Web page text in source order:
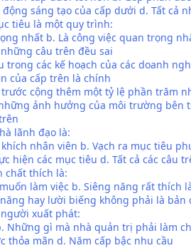
sáng tạo của cấp dưới d. Tất cả
tiêu là một quy trình:
nhất b. Là công việc quan trọng
những câu trên đều sai
trong các kế hoạch của các doanh
của cấp trên là chính
trước cộng thêm một tỷ lệ phần trăm
ảnh hưởng của môi trường bên
lãnh đạo là:
nhân viên b. Vạch ra mục tiêu
hiện các mục tiêu d. Tất cả các câu
chất thích là:
làm việc b. Siêng năng rất thích
hay lười biếng không phải là bản
xuất phát:
Những gì mà nhà quản trị phải làm
thỏa mãn d. Năm cấp bậc nhu cầu